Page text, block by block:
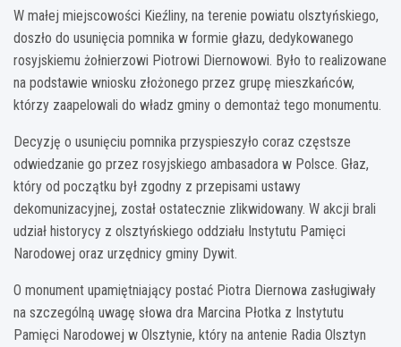
W małej miejscowości Kieźliny, na terenie powiatu olsztyńskiego,
doszło do usunięcia pomnika w formie głazu, dedykowanego
rosyjskiemu żołnierzowi Piotrowi Diernowowi. Było to realizowane
na podstawie wniosku złożonego przez grupę mieszkańców,
którzy zaapelowali do władz gminy o demontaż tego monumentu.
Decyzję o usunięciu pomnika przyspieszyło coraz częstsze
odwiedzanie go przez rosyjskiego ambasadora w Polsce. Głaz,
który od początku był zgodny z przepisami ustawy
dekomunizacyjnej, został ostatecznie zlikwidowany. W akcji brali
udział historycy z olsztyńskiego oddziału Instytutu Pamięci
Narodowej oraz urzędnicy gminy Dywit.
O monument upamiętniający postać Piotra Diernowa zasługiwały
na szczególną uwagę słowa dra Marcina Płotka z Instytutu
Pamięci Narodowej w Olsztynie, który na antenie Radia Olsztyn